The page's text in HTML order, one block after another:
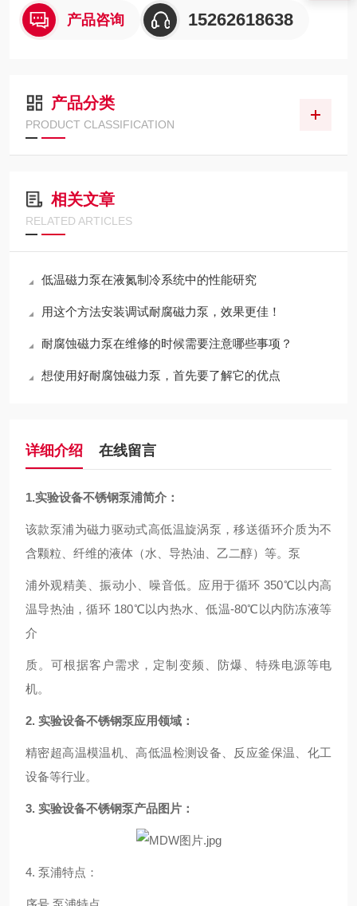
产品咨询 15262618638
产品分类
PRODUCT CLASSIFICATION
相关文章
RELATED ARTICLES
低温磁力泵在液氮制冷系统中的性能研究
用这个方法安装调试耐腐磁力泵，效果更佳！
耐腐蚀磁力泵在维修的时候需要注意哪些事项？
想使用好耐腐蚀磁力泵，首先要了解它的优点
详细介绍 在线留言
1.实验设备不锈钢泵浦简介：
该款泵浦为磁力驱动式高低温旋涡泵，移送循环介质为不
含颗粒、纤维的液体（水、导热油、乙二醇）等。泵
浦外观精美、振动小、噪音低。应用于循环 350℃以内高
温导热油，循环 180℃以内热水、低温-80℃以内防冻液等
介
质。可根据客户需求，定制变频、防爆、特殊电源等电
机。
2. 实验设备不锈钢泵应用领域：
精密超高温模温机、高低温检测设备、反应釜保温、化工
设备等行业。
3. 实验设备不锈钢泵产品图片：
4. 泵浦特点：